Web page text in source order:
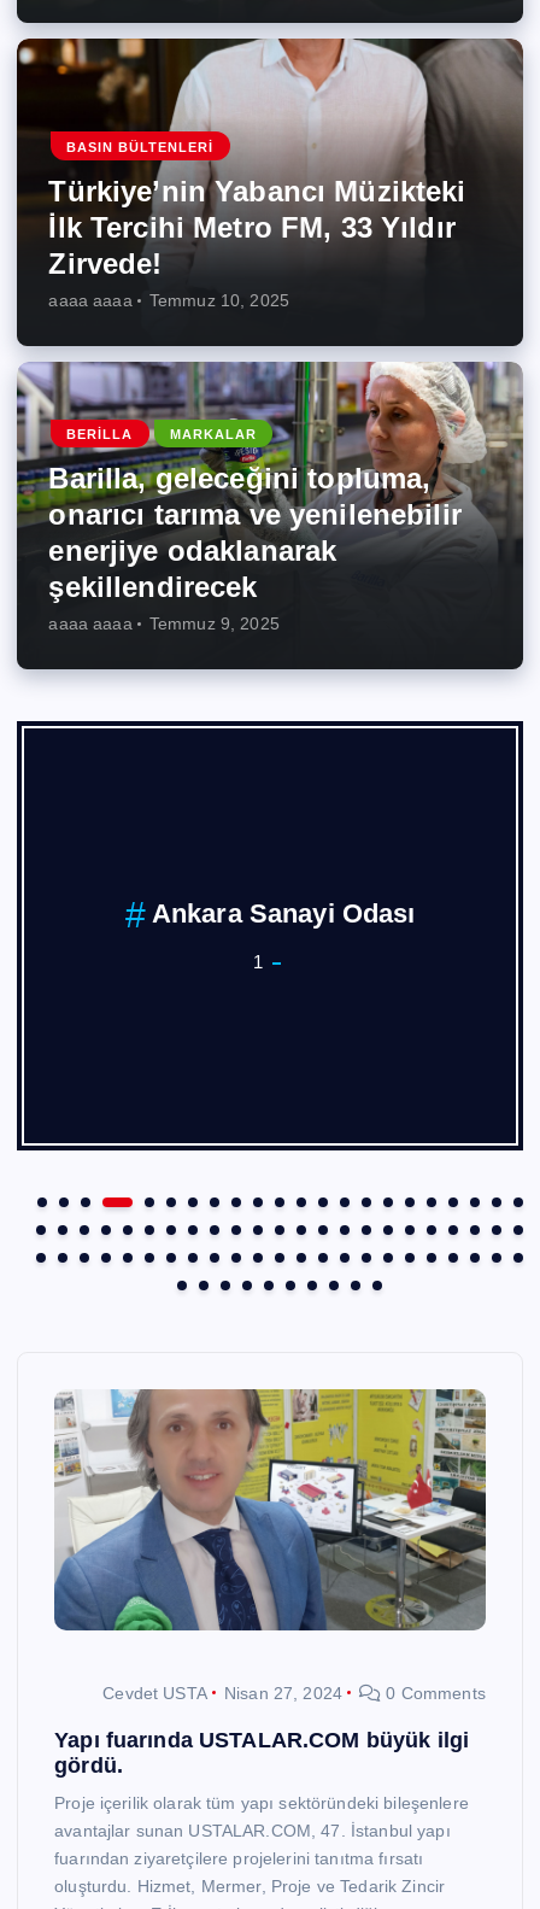
BASIN BÜLTENLERI
Türkiye’nin Yabancı Müzikteki
İlk Tercihi Metro FM, 33 Yıldır
Zirvede!
aaaa aaaa Temmuz 10, 2025
BERILLA MARKALAR
Barilla, geleceğini topluma,
onarıcı tarıma ve yenilenebilir
enerjiye odaklanarak
şekillendirecek
aaaa aaaa Temmuz 9, 2025
Sanayi Odası
Cevdet USTA Nisan 27, 2024 0 Comments
Yapı fuarında USTALAR.COM büyük ilgi
gördü.
Proje içerilik olarak tüm yapı sektöründeki bileşenlere
avantajlar sunan USTALAR.COM, 47. İstanbul yapı
fuarından ziyaretçilere projelerini tanıtma fırsatı
oluşturdu. Hizmet, Mermer, Proje ve Tedarik Zincir